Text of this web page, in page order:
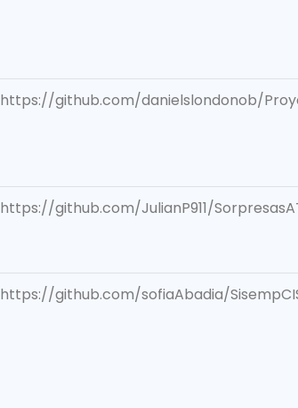
https://github.com/danielslondonob/
https://github.com/JulianP911/
https://github.com/sofiaAbadia/